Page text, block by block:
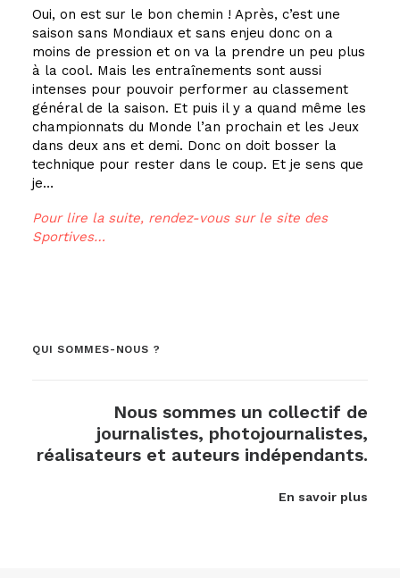
Oui, on est sur le bon chemin ! Après, c’est une
saison sans Mondiaux et sans enjeu donc on a
moins de pression et on va la prendre un peu plus
à la cool. Mais les entraînements sont aussi
intenses pour pouvoir performer au classement
général de la saison. Et puis il y a quand même les
championnats du Monde l’an prochain et les Jeux
dans deux ans et demi. Donc on doit bosser la
technique pour rester dans le coup. Et je sens que
je…
Pour lire la suite, rendez-vous sur le site des
Sportives…
QUI SOMMES-NOUS ?
Nous sommes un collectif de
journalistes, photojournalistes,
réalisateurs et auteurs indépendants.
En savoir plus